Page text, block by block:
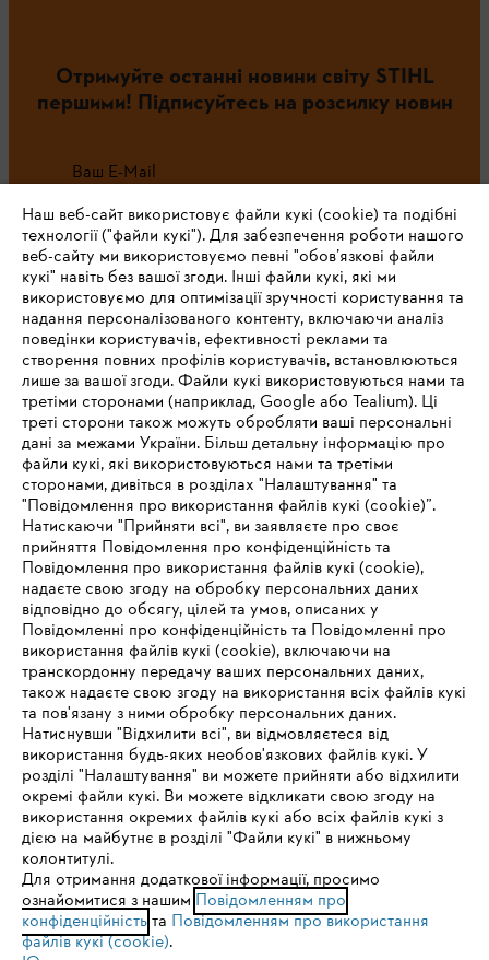
Отримуйте останні новини світу STIHL
першими! Підписуйтесь на розсилку новин
Ваш E-Mail
Зареєструватись зараз
#STIHL
Про компанію STIHL
Запитання та відповіді
Сервіс
Політика конфіденційності Вихідні дані Cookies
Юридична інформація
IHR BROWSER WIRD NICHT
UNTERSTÜTZT
Sie nutzen einen Browser, den wir noch nicht unterstützen. Für
eine optimale Nutzung unserer Seite empfehlen wir Ihnen, zu
einem der folgenden Browser zu wechseln:
Наш веб-сайт використовує файли кукі (cookie) та подібні
технології ("файли кукі"). Для забезпечення роботи нашого
веб-сайту ми використовуємо певні "обов’язкові файли
кукі" навіть без вашої згоди. Інші файли кукі, які ми
використовуємо для оптимізації зручності користування та
надання персоналізованого контенту, включаючи аналіз
поведінки користувачів, ефективності реклами та
створення повних профілів користувачів, встановлюються
лише за вашої згоди. Файли кукі використовуються нами та
третіми сторонами (наприклад, Google або Tealium). Ці
треті сторони також можуть обробляти ваші персональні
дані за межами України. Більш детальну інформацію про
файли кукі, які використовуються нами та третіми
сторонами, дивіться в розділах "Налаштування" та
"Повідомлення про використання файлів кукі (cookie)”.
Натискаючи "Прийняти всі", ви заявляєте про своє
прийняття Повідомлення про конфіденційність та
Повідомлення про використання файлів кукі (cookie),
надаєте свою згоду на обробку персональних даних
відповідно до обсягу, цілей та умов, описаних у
Повідомленні про конфіденційність та Повідомленні про
використання файлів кукі (cookie), включаючи на
транскордонну передачу ваших персональних даних,
також надаєте свою згоду на використання всіх файлів кукі
та пов'язану з ними обробку персональних даних.
Натиснувши "Відхилити всі", ви відмовляєтеся від
використання будь-яких необов'язкових файлів кукі. У
розділі "Налаштування" ви можете прийняти або відхилити
окремі файли кукі. Ви можете відкликати свою згоду на
використання окремих файлів кукі або всіх файлів кукі з
дією на майбутнє в розділі "Файли кукі" в нижньому
колонтитулі.
Для отримання додаткової інформації, просимо
ознайомитися з нашим Повідомленням про
конфіденційністьта Повідомленням про використання
файлів кукі (cookie).